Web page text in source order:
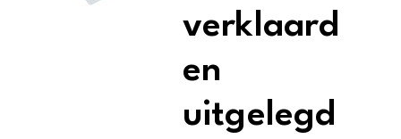
verklaard
en
uitgelegd